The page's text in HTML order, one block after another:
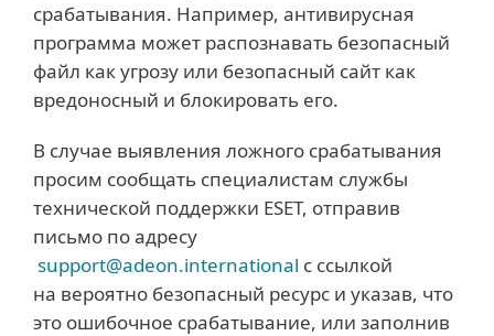
срабатывания. Например, антивирусная
программа может распознавать безопасный
файл как угрозу или безопасный сайт как
вредоносный и блокировать его.
В случае выявления ложного срабатывания
просим сообщать специалистам службы
технической поддержки ESET, отправив
письмо по адресу
support@adeon.international с ссылкой
на вероятно безопасный ресурс и указав, что
это ошибочное срабатывание, или заполнив